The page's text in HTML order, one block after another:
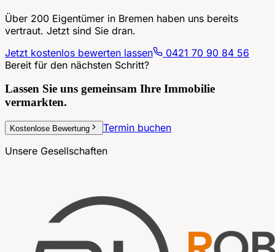
Über 200 Eigentümer in Bremen haben uns bereits
vertraut. Jetzt sind Sie dran.
Jetzt kostenlos bewerten lassen
0421 70 90 84 56
Bereit für den nächsten Schritt?
Lassen Sie uns gemeinsam Ihre Immobilie
vermarkten.
Kostenlose Bewertung
Termin buchen
Unsere Gesellschaften